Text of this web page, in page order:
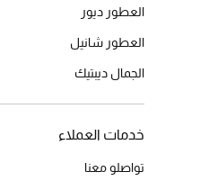
العطور ديور
العطور شانيل
الجمال ديبتيك
خدمات العملاء
تواصلو معنا